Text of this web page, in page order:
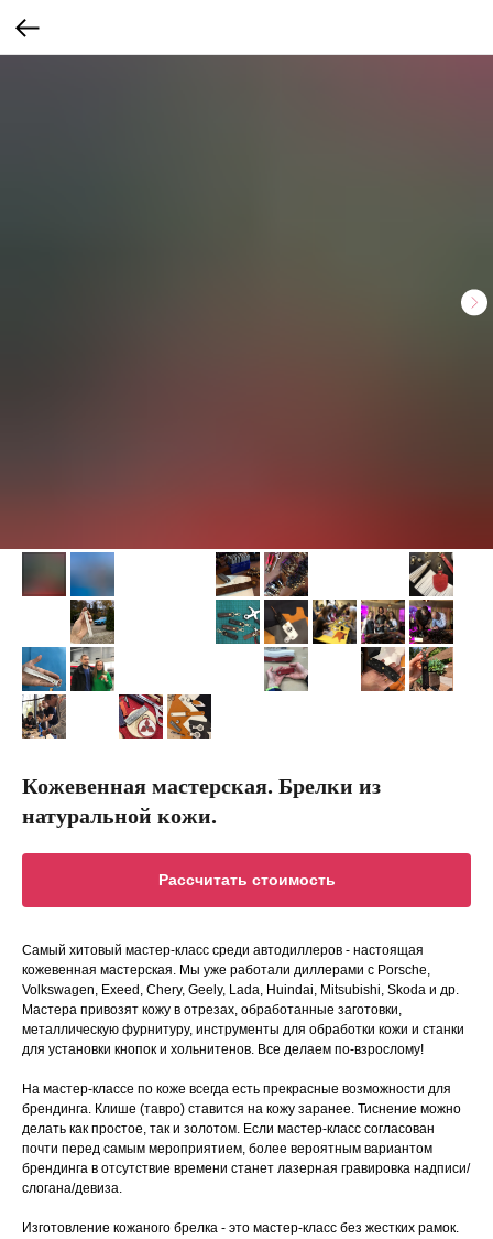
Кожевенная мастерская. Брелки из
натуральной кожи.
Рассчитать стоимость
Самый хитовый мастер-класс среди автодиллеров - настоящая
кожевенная мастерская. Мы уже работали диллерами с Porsche,
Volkswagen, Exeed, Chery, Geely, Lada, Huindai, Mitsubishi, Skoda и др.
Мастера привозят кожу в отрезах, обработанные заготовки,
металлическую фурнитуру, инструменты для обработки кожи и станки
для установки кнопок и хольнитенов. Все делаем по-взрослому!
На мастер-классе по коже всегда есть прекрасные возможности для
брендинга. Клише (тавро) ставится на кожу заранее. Тиснение можно
делать как простое, так и золотом. Если мастер-класс согласован
почти перед самым мероприятием, более вероятным вариантом
брендинга в отсутствие времени станет лазерная гравировка надписи/
слогана/девиза.
Изготовление кожаного брелка - это мастер-класс без жестких рамок.